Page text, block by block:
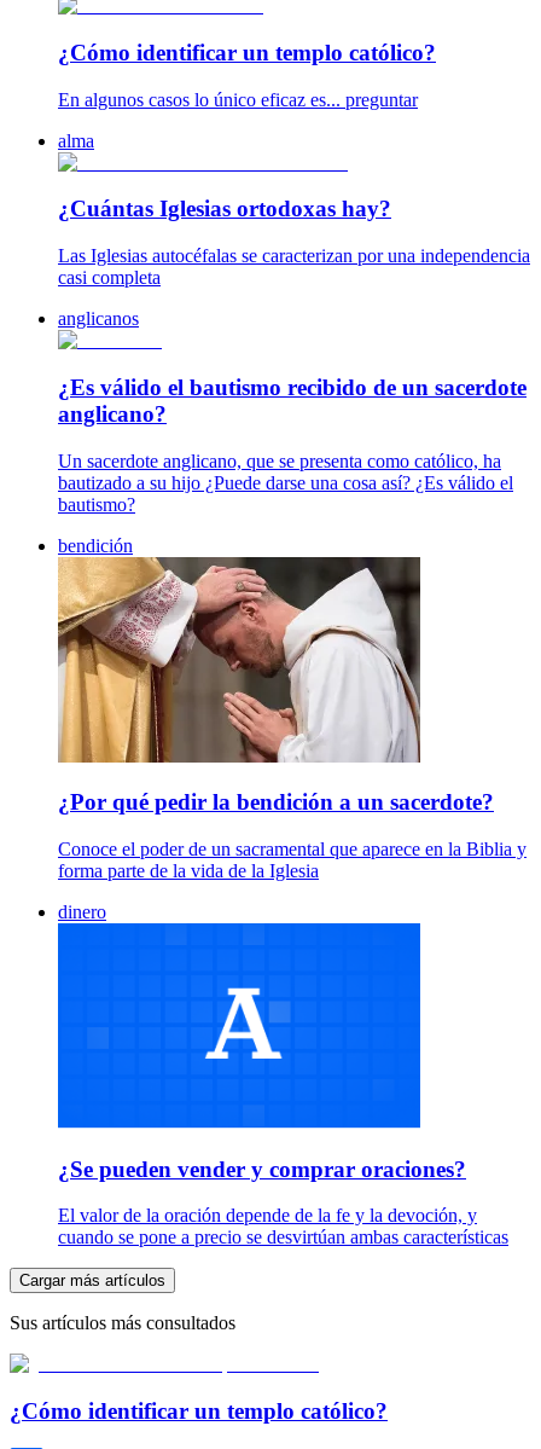
¿Cómo identificar un templo católico?
En algunos casos lo único eficaz es... preguntar
alma
¿Cuántas Iglesias ortodoxas hay?
Las Iglesias autocéfalas se caracterizan por una independencia
casi completa
anglicanos
¿Es válido el bautismo recibido de un sacerdote
anglicano?
Un sacerdote anglicano, que se presenta como católico, ha
bautizado a su hijo ¿Puede darse una cosa así? ¿Es válido el
bautismo?
bendición
¿Por qué pedir la bendición a un sacerdote?
Conoce el poder de un sacramental que aparece en la Biblia y
forma parte de la vida de la Iglesia
dinero
¿Se pueden vender y comprar oraciones?
El valor de la oración depende de la fe y la devoción, y
cuando se pone a precio se desvirtúan ambas características
Cargar más artículos
Sus artículos más consultados
¿Cómo identificar un templo católico?